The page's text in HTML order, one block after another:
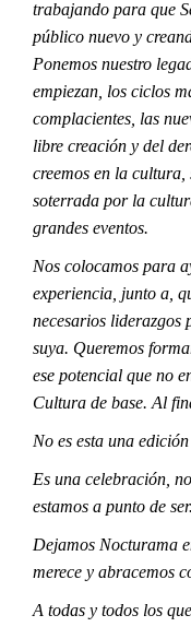
trabajando para que
público nuevo y
Ponemos nuestro
empiezan, los ciclos
complacientes, las
libre creación y del
creemos en la cultura,
soterrada por la
grandes eventos.
Nos colocamos para
experiencia, junto a,
necesarios liderazgos
suya. Queremos
ese potencial que no
Cultura de base. Al
No es esta una
Es una celebración,
estamos a punto de ser.
Dejamos Nocturama
merece y abracemos
A todas y todos los